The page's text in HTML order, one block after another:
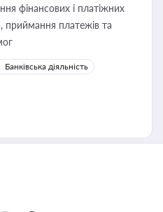
фінансових і платіжних
Банківська діяльність